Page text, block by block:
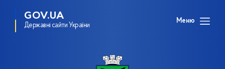
GOV.UA
Державні сайти України
Меню